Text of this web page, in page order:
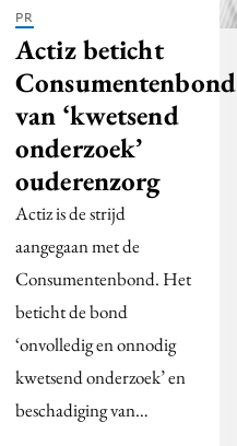
PR
Actiz beticht
Consumentenbond
van ‘kwetsend
onderzoek’
ouderenzorg
Actiz is de strijd
aangegaan met de
Consumentenbond. Het
beticht de bond
‘onvolledig en onnodig
kwetsend onderzoek’ en
beschadiging van…